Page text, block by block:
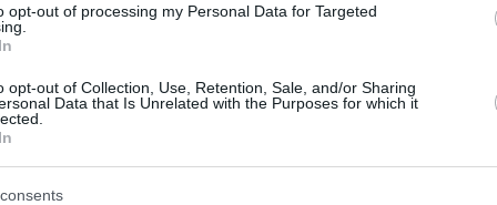
opt-out of processing my Personal Data for Targeted
opt-out of Collection, Use, Retention, Sale, and/or Sharing
Data that Is Unrelated with the Purposes for which it
όσους έχουν ανάγκη. Δεν
προσπαθούμε να κάνουμε το
θα αναρτηθούν τα εκκαθαριστικά και θα